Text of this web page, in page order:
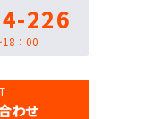
226
：00
わせ